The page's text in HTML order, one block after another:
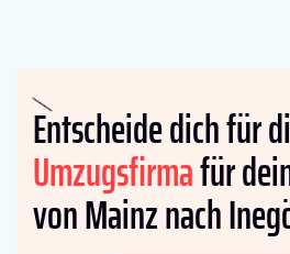
Entscheide dich für
Umzugsfirmafür
von Mainz nach